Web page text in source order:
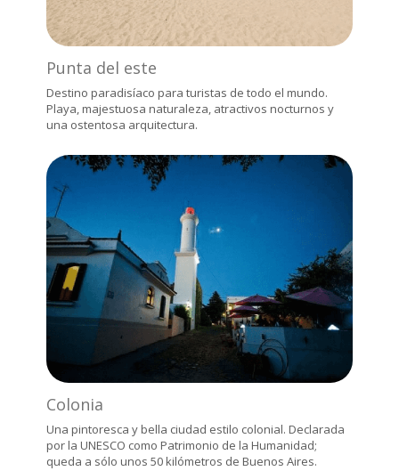
Punta del este
Destino paradisíaco para turistas de todo el mundo.
Playa, majestuosa naturaleza, atractivos nocturnos y
una ostentosa arquitectura.
Colonia
Una pintoresca y bella ciudad estilo colonial. Declarada
por la UNESCO como Patrimonio de la Humanidad;
queda a sólo unos 50 kilómetros de Buenos Aires.